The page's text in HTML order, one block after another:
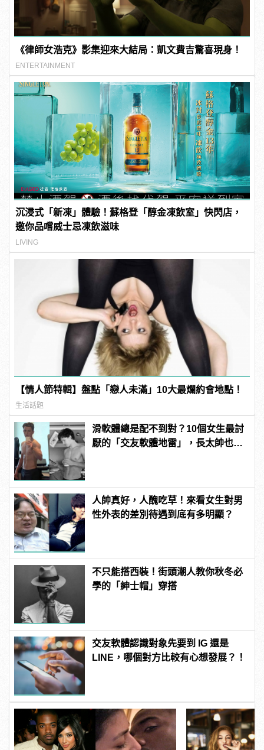
《律師女浩克》影集迎來大結局：凱文費吉驚喜現身！
ENTERTAINMENT
沉浸式「新凍」體驗！蘇格登「醇金凍飲室」快閃店，
邀你品嚐威士忌凍飲滋味
LIVING
【情人節特輯】盤點「戀人未滿」10大最爛約會地點！
生活話題
滑軟體總是配不到對？10個女生最討
厭的「交友軟體地雷」，長太帥也沒
人帥真好，人醜吃草！來看女生對男
性外表的差別待遇到底有多明顯？
不只能搭西裝！街頭潮人教你秋冬必
學的「紳士帽」穿搭
交友軟體認識對象先要到 IG 還是
LINE，哪個對方比較有心想發展？！